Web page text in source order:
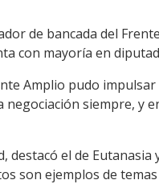
de bancada del
con mayoría en
Amplio pudo
siempre, y
el de Eutanasia
son ejemplos de